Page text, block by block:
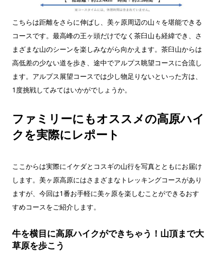
こちらは距離をさらに伸ばし、美ヶ原周辺の山々を堪能できる
コースです。最高峰の王ヶ頭だけでなく茶臼山も経緯でき、さ
まざまな山のシーンを楽しみながら向かえます。茶臼山からは
高低差の少ない道を歩き、途中でアルプス眺望コースに合流し
ます。アルプス展望コースでは少し物足りないといった方は、
1度挑戦してみてはいかがでしょうか。
ファミリーにもオススメの高原ハイ
クを実際にレポート
ここからは実際にイケダとコスギの山行を写真とともにお届け
します。美ヶ原高原にはさまざまなトレッキングコースがあり
ますが、今回は1番お手軽に美ヶ原を楽しむことができるおす
すめコースをご紹介します。
牛を横目に高原ハイクができちゃう！山頂まで大
草原を歩こう